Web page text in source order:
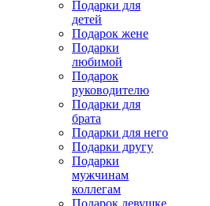
Подарки для
детей
Подарок жене
Подарки
любимой
Подарок
руководителю
Подарки для
брата
Подарки для него
Подарки другу
Подарки
мужчинам
коллегам
Подарок девушке